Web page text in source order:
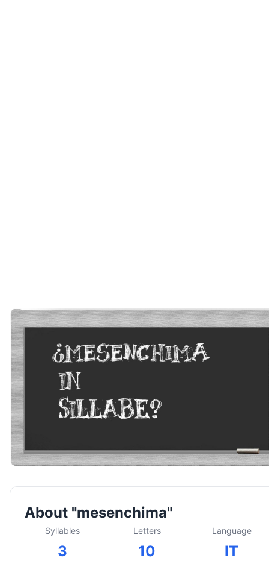
About "mesenchima"
Syllables
3
Letters
10
Language
IT